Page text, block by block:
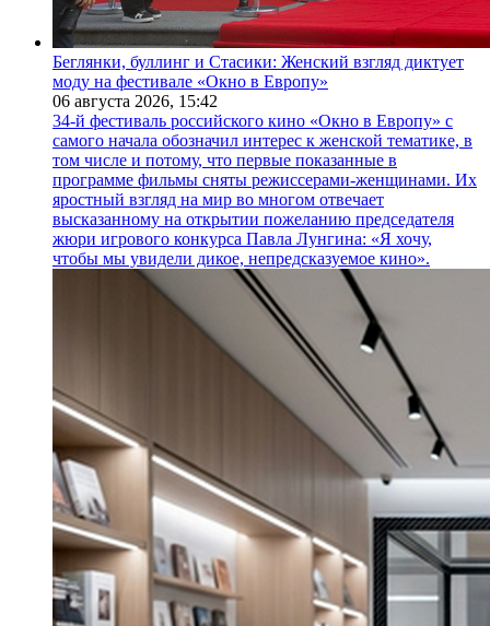
Беглянки, буллинг и Стасики: Женский взгляд диктует
моду на фестивале «Окно в Европу»
06 августа 2026, 15:42
34-й фестиваль российского кино «Окно в Европу» с
самого начала обозначил интерес к женской тематике, в
том числе и потому, что первые показанные в
программе фильмы сняты режиссерами-женщинами. Их
яростный взгляд на мир во многом отвечает
высказанному на открытии пожеланию председателя
жюри игрового конкурса Павла Лунгина: «Я хочу,
чтобы мы увидели дикое, непредсказуемое кино».